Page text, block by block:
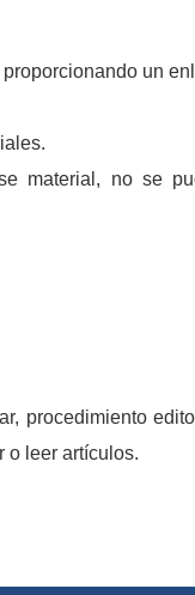
un
material, no se
procedimiento
o leer artículos.